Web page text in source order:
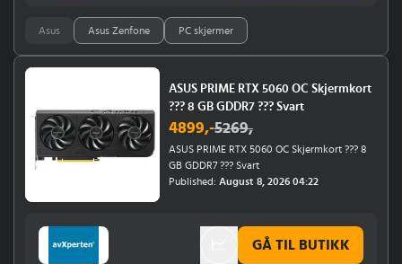
Asus Asus Zenfone PC skjermer
ASUS PRIME RTX 5060 OC Skjermkort
??? 8 GB GDDR7 ??? Svart
4899,-5269,
ASUS PRIME RTX 5060 OC Skjermkort ??? 8
GB GDDR7 ??? Svart
Published: August 8, 2026 04:22
GÅ TIL BUTIKK